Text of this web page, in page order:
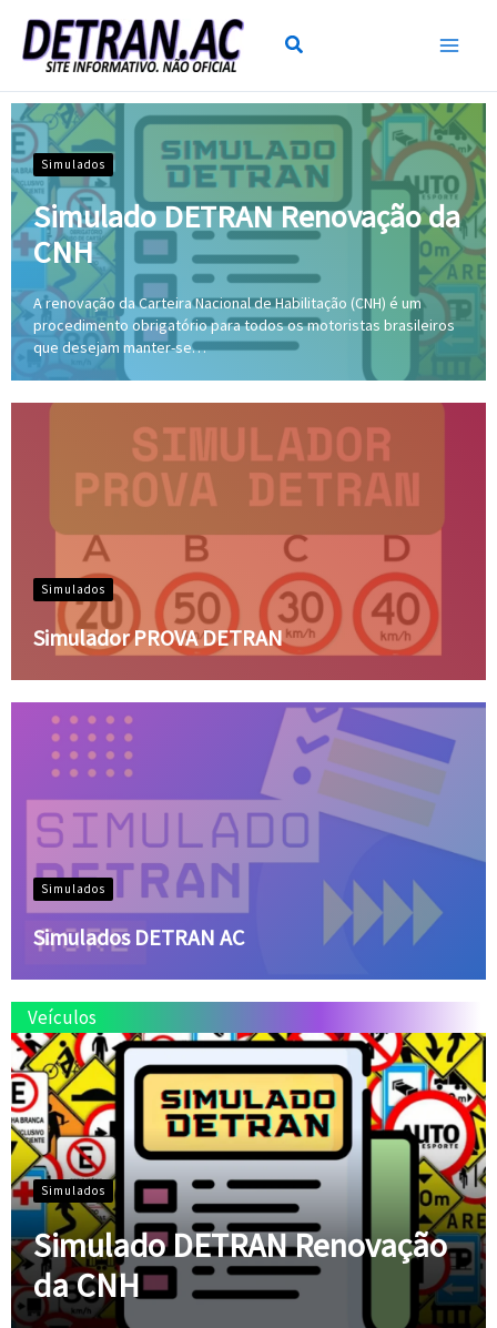
para
conteúdo
Simulados
Simulado DETRAN Renovação da
CNH
A renovação da Carteira Nacional de Habilitação (CNH) é um
procedimento obrigatório para todos os motoristas brasileiros
que desejam manter-se…
Simulados
Simulador PROVA DETRAN
Simulados
Simulados DETRAN AC
Veículos
Simulados
Simulado DETRAN Renovação
da CNH